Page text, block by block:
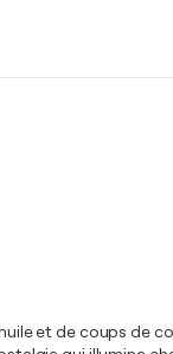
et de coups de